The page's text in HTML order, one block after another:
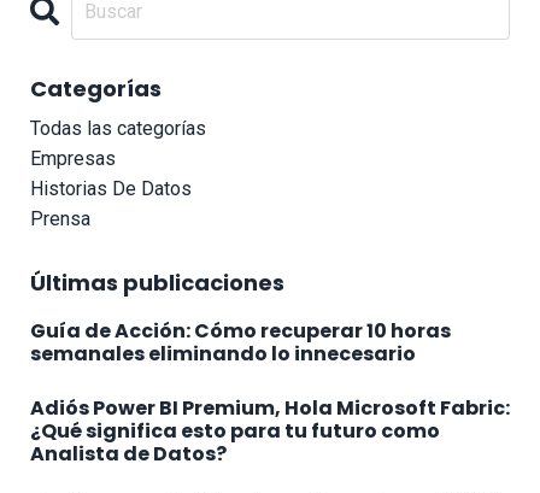
Categorías
Todas las categorías
Empresas
Historias De Datos
Prensa
Últimas publicaciones
Guía de Acción: Cómo recuperar 10 horas
semanales eliminando lo innecesario
Adiós Power BI Premium, Hola Microsoft Fabric:
¿Qué significa esto para tu futuro como
Analista de Datos?